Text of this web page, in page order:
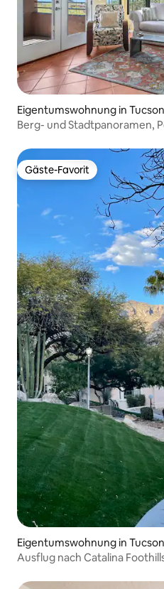
Eigentumswohnung in Tucson
Berg- und Stadtpanoramen,
Gäste-Favorit
Gäste-Favorit
Eigentumswohnung in Tucson
Ausflug nach Catalina